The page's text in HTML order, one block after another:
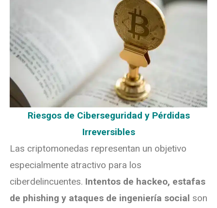
Riesgos de Ciberseguridad y Pérdidas
Irreversibles
Las criptomonedas representan un objetivo
especialmente atractivo para los
ciberdelincuentes. Intentos de hackeo, estafas
de phishing y ataques de ingeniería social son